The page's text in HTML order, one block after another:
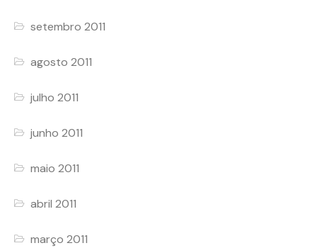
setembro 2011
agosto 2011
julho 2011
junho 2011
maio 2011
abril 2011
março 2011